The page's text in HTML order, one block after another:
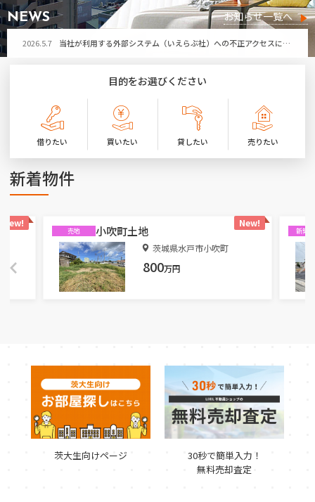
NEWS お知らせ一覧へ
2026.7.17 夏季休暇のお知らせ
2026.5.7 当社が利用する外部システム（いえらぶ社）への不正アクセスによる個人情報流出の可能性について
第32回ひたちなか祭り開催に伴う「勝田営業所」臨時休業のお知らせ
2026.7.17 夏季休暇のお知らせ
2026.5.7 当社が利用する外部システム（いえらぶ社）への不正アクセスによる個人情報流出の可能性について
目的をお選びください
借りたい 買いたい 貸したい 売りたい
新着物件
New! New!
売地 小吹町土地
茨城県水戸市小吹町
800万円
新築
茨大生向けページ
30秒で簡単入力！
無料売却査定